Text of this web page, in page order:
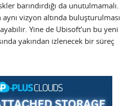
barındırdığı da unutulmamalı.
vizyon altında buluşturulması
Yine de Ubisoft’un bu yeni
yakından izlenecek bir süreç